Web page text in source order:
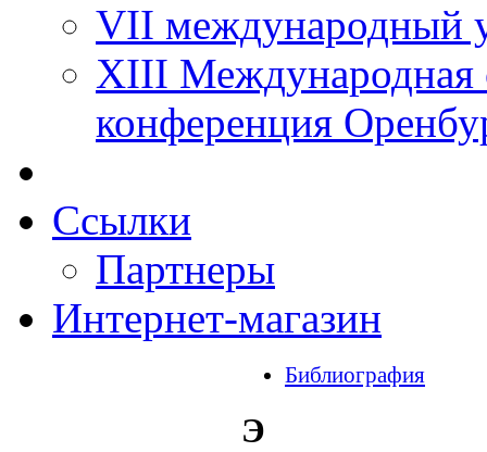
VII международный
XIII Международная
конференция
Ссылки
Партнеры
Интернет-магазин
Библиография
Э